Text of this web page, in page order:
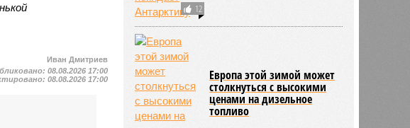
Иван Дмитриев
08.08.2026 17:00
08.08.2026 17:00
12
Европа этой зимой может
столкнуться с высокими
ценами на дизельное
топливо